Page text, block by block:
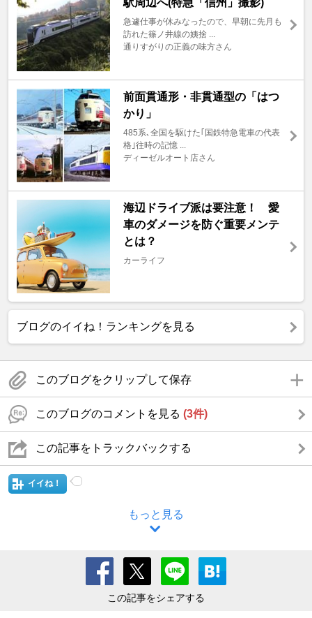
駅周辺へ(特急「信州」撮影)
急遽仕事が休みなったので、早朝に先月も
訪れた篠ノ井線の姨捨 ...
通りすがりの正義の味方さん
前面貫通形・非貫通型の「はつ
かり」
485系､全国を駆けた｢国鉄特急電車の代表
格｣往時の記憶 ...
ディーゼルオート店さん
海辺ドライブ派は要注意！ 愛
車のダメージを防ぐ重要メンテ
とは？
カーライフ
ブログのイイね！ランキングを見る
このブログをクリップして保存
このブログのコメントを見る (3件)
この記事をトラックバックする
イイね！
もっと見る
この記事をシェアする